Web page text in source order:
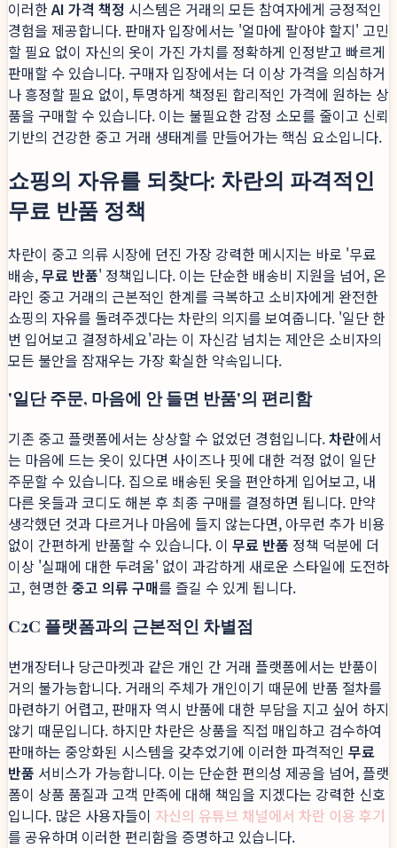
이러한AI 가격 책정 시스템은 거래의 모든 참여자에게 긍정적인
경험을 제공합니다. 판매자 입장에서는 '얼마에 팔아야 할지' 고민
할 필요 없이 자신의 옷이 가진 가치를 정확하게 인정받고 빠르게
판매할 수 있습니다. 구매자 입장에서는 더 이상 가격을 의심하거
나 흥정할 필요 없이, 투명하게 책정된 합리적인 가격에 원하는 상
품을 구매할 수 있습니다. 이는 불필요한 감정 소모를 줄이고 신뢰
기반의 건강한 중고 거래 생태계를 만들어가는 핵심 요소입니다.
쇼핑의 자유를 되찾다: 차란의 파격적인
무료 반품 정책
차란이 중고 의류 시장에 던진 가장 강력한 메시지는 바로 '무료
배송,무료 반품' 정책입니다. 이는 단순한 배송비 지원을 넘어, 온
라인 중고 거래의 근본적인 한계를 극복하고 소비자에게 완전한
쇼핑의 자유를 돌려주겠다는 차란의 의지를 보여줍니다. '일단 한
번 입어보고 결정하세요'라는 이 자신감 넘치는 제안은 소비자의
모든 불안을 잠재우는 가장 확실한 약속입니다.
'일단 주문, 마음에 안 들면 반품'의 편리함
기존 중고 플랫폼에서는 상상할 수 없었던 경험입니다.차란에서
는 마음에 드는 옷이 있다면 사이즈나 핏에 대한 걱정 없이 일단
주문할 수 있습니다. 집으로 배송된 옷을 편안하게 입어보고, 내
다른 옷들과 코디도 해본 후 최종 구매를 결정하면 됩니다. 만약
생각했던 것과 다르거나 마음에 들지 않는다면, 아무런 추가 비용
없이 간편하게 반품할 수 있습니다. 이 무료 반품 정책 덕분에 더
이상 '실패에 대한 두려움' 없이 과감하게 새로운 스타일에 도전하
고, 현명한중고 의류 구매를 즐길 수 있게 됩니다.
C2C 플랫폼과의 근본적인 차별점
번개장터나 당근마켓과 같은 개인 간 거래 플랫폼에서는 반품이
거의 불가능합니다. 거래의 주체가 개인이기 때문에 반품 절차를
마련하기 어렵고, 판매자 역시 반품에 대한 부담을 지고 싶어 하지
않기 때문입니다. 하지만 차란은 상품을 직접 매입하고 검수하여
판매하는 중앙화된 시스템을 갖추었기에 이러한 파격적인 무료
반품 서비스가 가능합니다. 이는 단순한 편의성 제공을 넘어, 플랫
폼이 상품 품질과 고객 만족에 대해 책임을 지겠다는 강력한 신호
입니다. 많은 사용자들이 자신의 유튜브 채널에서 차란 이용 후기
를 공유하며 이러한 편리함을 증명하고 있습니다.